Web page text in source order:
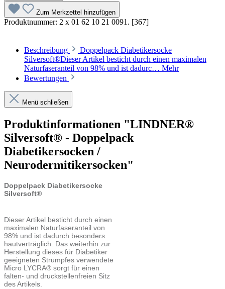
Zum Merkzettel hinzufügen
Produktnummer: 2 x 01 62 10 21 0091. [367]
Beschreibung
Doppelpack Diabetikersocke
Silversoft®Dieser Artikel besticht durch einen maximalen
Naturfaseranteil von 98% und ist dadurc… Mehr
Bewertungen
Menü schließen
Produktinformationen "LINDNER®
Silversoft® - Doppelpack
Diabetikersocken /
Neurodermitikersocken"
Doppelpack Diabetikersocke
Silversoft®
Dieser Artikel besticht durch einen
maximalen Naturfaseranteil von
98% und ist dadurch besonders
hautverträglich. Das weiterhin zur
Herstellung dieses für Diabetiker
geeigneten Strumpfes verwendete
Micro LYCRA® sorgt für einen
falten- und druckstellenfreien Sitz
des Artikels.